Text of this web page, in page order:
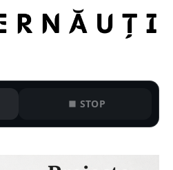
STOP